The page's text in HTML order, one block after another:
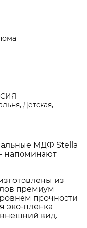
Детская,
МДФ Stella
напоминают
из
премиум
прочности
эко-пленка
вид.